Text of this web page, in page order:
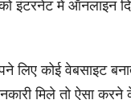
इंटरनेट में ऑनलाइन
लिए कोई वेबसाइट
मिले तो ऐसा